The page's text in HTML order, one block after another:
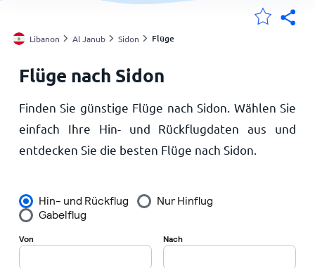
Deutschland
Meine Standorte
Startseite
Libanon Al Janub Sidon Flüge
Flüge nach Sidon
Finden Sie günstige Flüge nach Sidon. Wählen Sie
einfach Ihre Hin- und Rückflugdaten aus und
entdecken Sie die besten Flüge nach Sidon.